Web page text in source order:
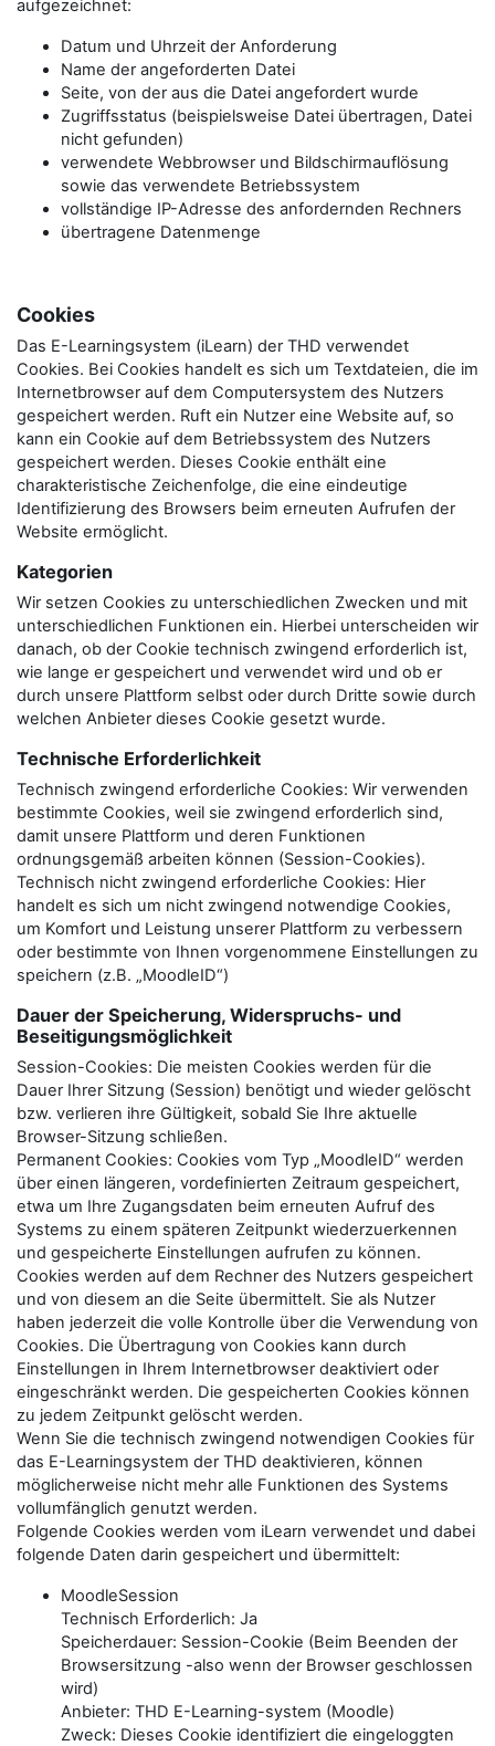
aufgezeichnet:
Datum und Uhrzeit der Anforderung
Name der angeforderten Datei
Seite, von der aus die Datei angefordert wurde
Zugriffsstatus (beispielsweise Datei übertragen, Datei
nicht gefunden)
verwendete Webbrowser und Bildschirmauflösung
sowie das verwendete Betriebssystem
vollständige IP-Adresse des anfordernden Rechners
übertragene Datenmenge
Cookies
Das E-Learningsystem (iLearn) der THD verwendet
Cookies. Bei Cookies handelt es sich um Textdateien, die im
Internetbrowser auf dem Computersystem des Nutzers
gespeichert werden. Ruft ein Nutzer eine Website auf, so
kann ein Cookie auf dem Betriebssystem des Nutzers
gespeichert werden. Dieses Cookie enthält eine
charakteristische Zeichenfolge, die eine eindeutige
Identifizierung des Browsers beim erneuten Aufrufen der
Website ermöglicht.
Kategorien
Wir setzen Cookies zu unterschiedlichen Zwecken und mit
unterschiedlichen Funktionen ein. Hierbei unterscheiden wir
danach, ob der Cookie technisch zwingend erforderlich ist,
wie lange er gespeichert und verwendet wird und ob er
durch unsere Plattform selbst oder durch Dritte sowie durch
welchen Anbieter dieses Cookie gesetzt wurde.
Technische Erforderlichkeit
Technisch zwingend erforderliche Cookies: Wir verwenden
bestimmte Cookies, weil sie zwingend erforderlich sind,
damit unsere Plattform und deren Funktionen
ordnungsgemäß arbeiten können (Session-Cookies).
Technisch nicht zwingend erforderliche Cookies: Hier
handelt es sich um nicht zwingend notwendige Cookies,
um Komfort und Leistung unserer Plattform zu verbessern
oder bestimmte von Ihnen vorgenommene Einstellungen zu
speichern (z.B. „MoodleID“)
Dauer der Speicherung, Widerspruchs- und
Beseitigungsmöglichkeit
Session-Cookies: Die meisten Cookies werden für die
Dauer Ihrer Sitzung (Session) benötigt und wieder gelöscht
bzw. verlieren ihre Gültigkeit, sobald Sie Ihre aktuelle
Browser-Sitzung schließen.
Permanent Cookies: Cookies vom Typ „MoodleID“ werden
über einen längeren, vordefinierten Zeitraum gespeichert,
etwa um Ihre Zugangsdaten beim erneuten Aufruf des
Systems zu einem späteren Zeitpunkt wiederzuerkennen
und gespeicherte Einstellungen aufrufen zu können.
Cookies werden auf dem Rechner des Nutzers gespeichert
und von diesem an die Seite übermittelt. Sie als Nutzer
haben jederzeit die volle Kontrolle über die Verwendung von
Cookies. Die Übertragung von Cookies kann durch
Einstellungen in Ihrem Internetbrowser deaktiviert oder
eingeschränkt werden. Die gespeicherten Cookies können
zu jedem Zeitpunkt gelöscht werden.
Wenn Sie die technisch zwingend notwendigen Cookies für
das E-Learningsystem der THD deaktivieren, können
möglicherweise nicht mehr alle Funktionen des Systems
vollumfänglich genutzt werden.
Folgende Cookies werden vom iLearn verwendet und dabei
folgende Daten darin gespeichert und übermittelt:
MoodleSession
Technisch Erforderlich: Ja
Speicherdauer: Session-Cookie (Beim Beenden der
Browsersitzung -also wenn der Browser geschlossen
wird)
Anbieter: THD E-Learning-system (Moodle)
Zweck: Dieses Cookie identifiziert die eingeloggten